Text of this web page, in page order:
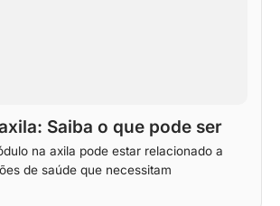
Saiba o que pode ser
na axila pode estar relacionado a
de saúde que necessitam